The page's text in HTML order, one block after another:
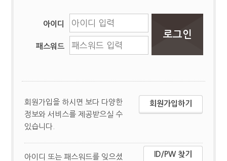
아이디
패스워드
회원가입을 하시면 보다 다양한
정보와 서비스를 제공받으실 수
있습니다.
회원가입하기
아이디 또는 패스워드를 잊으셨
ID/PW 찾기